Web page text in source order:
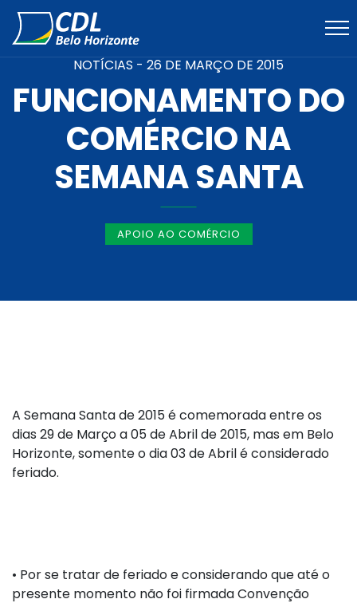
NOTÍCIAS - 26 DE MARÇO DE 2015
FUNCIONAMENTO DO
COMÉRCIO NA
SEMANA SANTA
APOIO AO COMÉRCIO
A Semana Santa de 2015 é comemorada entre os
dias 29 de Março a 05 de Abril de 2015, mas em Belo
Horizonte, somente o dia 03 de Abril é considerado
feriado.
• Por se tratar de feriado e considerando que até o
presente momento não foi firmada Convenção